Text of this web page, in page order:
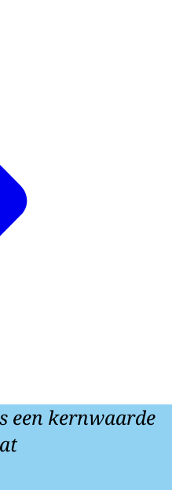
een kernwaarde